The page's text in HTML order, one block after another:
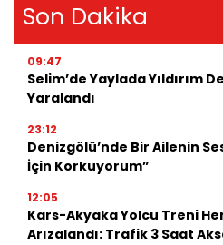
Son Dakika
09:47
Selim’de Yaylada Yıldırım
Yaralandı
23:12
Denizgölü’nde Bir Ailenin
İçin Korkuyorum”
12:05
Kars-Akyaka Yolcu Treni
Arızalandı: Trafik 3 Saat